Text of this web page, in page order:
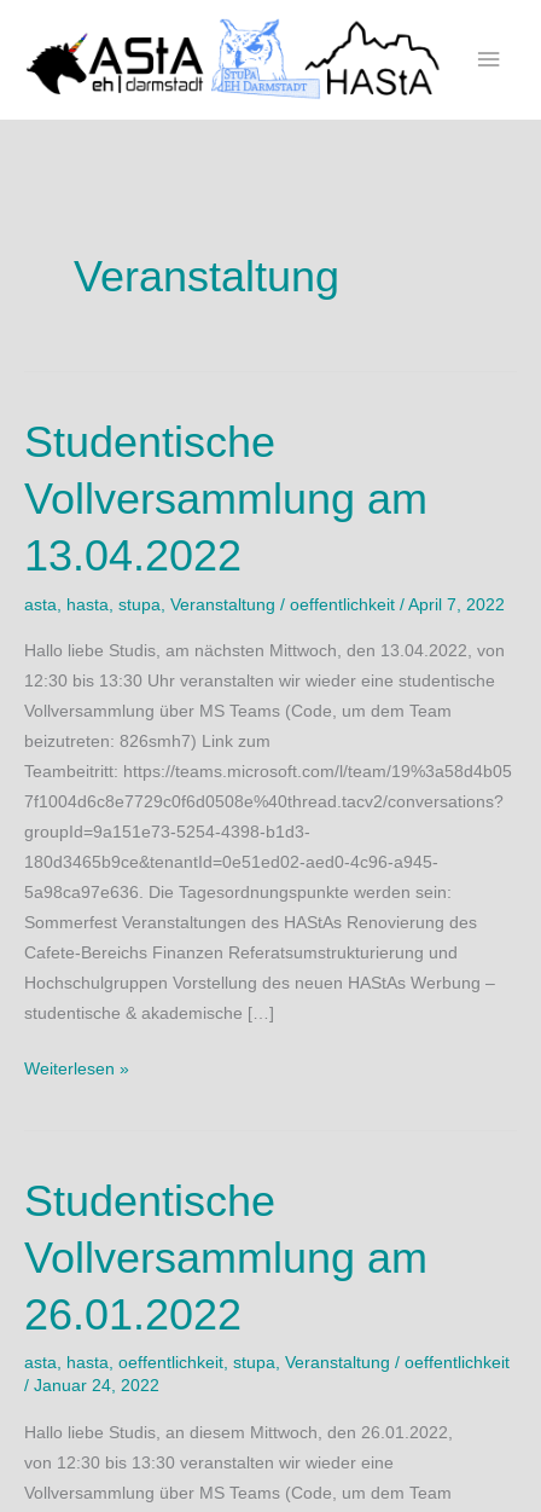
springen
Veranstaltung
Studentische
Vollversammlung am
13.04.2022
asta hasta stupa Veranstaltung / oeffentlichkeit / April 7, 2022
Hallo liebe Studis, am nächsten Mittwoch, den 13.04.2022, von
12:30 bis 13:30 Uhr veranstalten wir wieder eine studentische
Vollversammlung über MS Teams (Code, um dem Team
beizutreten: 826smh7) Link zum
Teambeitritt: https://teams.microsoft.com/l/team/19%3a58d4b05
7f1004d6c8e7729c0f6d0508e%40thread.tacv2/conversations?
groupId=9a151e73-5254-4398-b1d3-
180d3465b9ce&tenantId=0e51ed02-aed0-4c96-a945-
5a98ca97e636. Die Tagesordnungspunkte werden sein:
Sommerfest Veranstaltungen des HAStAs Renovierung des
Cafete-Bereichs Finanzen Referatsumstrukturierung und
Hochschulgruppen Vorstellung des neuen HAStAs Werbung –
studentische & akademische […]
Studentische
Weiterlesen »
Studentische
Vollversammlung am
26.01.2022
asta, hasta, oeffentlichkeit, stupa, Veranstaltung / oeffentlichkeit
/ Januar 24, 2022
Hallo liebe Studis, an diesem Mittwoch, den 26.01.2022,
von 12:30 bis 13:30 veranstalten wir wieder eine
Vollversammlung über MS Teams (Code, um dem Team